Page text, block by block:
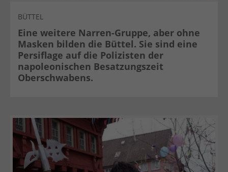
BÜTTEL
Eine weitere Narren-Gruppe, aber ohne
Masken bilden die Büttel. Sie sind eine
Persiflage auf die Polizisten der
napoleonischen Besatzungszeit
Oberschwabens.